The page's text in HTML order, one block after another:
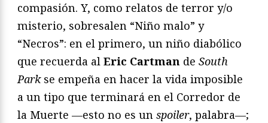
compasión. Y, como relatos de terror y/o
misterio, sobresalen “Niño malo” y
“Necros”: en el primero, un niño diabólico
que recuerda al Eric Cartman de South
Parkse empeña en hacer la vida imposible
a un tipo que terminará en el Corredor de
la Muerte —esto no es un spoiler, palabra—;